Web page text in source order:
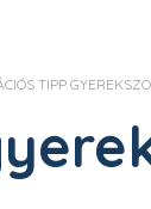
TIPP